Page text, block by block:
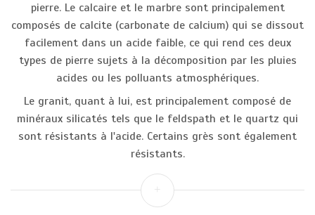
pierre. Le calcaire et le marbre sont principalement
composés de calcite (carbonate de calcium) qui se dissout
facilement dans un acide faible, ce qui rend ces deux
types de pierre sujets à la décomposition par les pluies
acides ou les polluants atmosphériques.
Le granit, quant à lui, est principalement composé de
minéraux silicatés tels que le feldspath et le quartz qui
sont résistants à l'acide. Certains grès sont également
résistants.